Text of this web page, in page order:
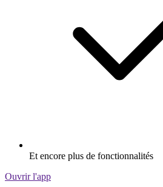
Et encore plus de fonctionnalités
Ouvrir l'app